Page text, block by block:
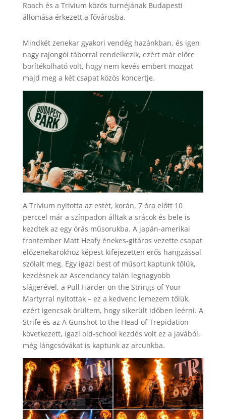
Roach és a Trivium közös turnéjának Budapesti
állomása érkezett a fővárosba.
Mindkét zenekar gyakori vendég hazánkban, és igen
nagy rajongói táborral rendelkezik, ezért már előre
borítékolható volt, hogy nem kevés embert mozgat
majd meg a két csapat közös koncertje.
A Trivium nyitotta az estét, korán, 7 óra előtt 10
perccel már a színpadon álltak a srácok és bele is
kezdtek az egy órás műsorukba. A japán-amerikai
frontember Matt Heafy énekes-gitáros vezette csapat
előzenekarokhoz képest kifejezetten erős hangzással
szólalt meg. Egy igazi best of műsort kaptunk tőlük,
kezdésnek az Ascendancy talán legnagyobb
slágerével, a Pull Harder on the Strings of Your
Martyrral nyitottak – ez a kedvenc lemezem tőlük,
ezért igencsak örültem, hogy sikerült időben leérni. A
Strife és az A Gunshot to the Head of Trepidation
következett, igazi old-school kezdés volt ez a javából,
még lángcsóvákat is kaptunk az arcunkba.